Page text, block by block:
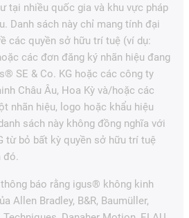
tại nhiều quốc gia và khu vực pháp
Danh sách này chỉ mang tính đại
các quyền sở hữu trí tuệ (ví dụ:
các đơn đăng ký nhãn hiệu đang
SE & Co. KG hoặc các công ty
Châu Âu, Hoa Kỳ và/hoặc các
nhãn hiệu, logo hoặc khẩu hiệu
sách này không đồng nghĩa với
từ bỏ bất kỳ quyền sở hữu trí tuệ
đó.
báo rằng igus® không kinh
Allen Bradley, B&R, Baumüller,